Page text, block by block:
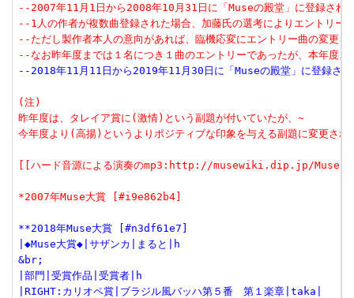
--2007年11月1日から2008年10月31日に「Museの殿堂」に登録され
--1人の作者が複数曲登録された場合、加藤氏の選考によりエントリー
--ただし製作者本人の意向があれば、臨機応変にエントリー曲の変更を
--なお昨年度までは１名につき１曲のエントリーであったが、本年度
--2018年11月11日から2019年11月30日に「Museの殿堂」に登録され
(注)
昨年度は、タレイア賞に(激情)という副題が付いていたが、~
今年度より(高揚)というよりポジティブな印象を与える副題に変更され
[[ハード音源による演奏のmp3:http://musewiki.dip.jp/
*2007年Muse大賞 [#i9e862b4]
**2018年Muse大賞 [#n3df61e7]
|◆Muse大賞◆|サザンカ|まると|h
&br;
|部門|受賞作品|受賞者|h
|RIGHT:カリオペ賞|ブラジル風バッハ第５番　第１楽章|taka|